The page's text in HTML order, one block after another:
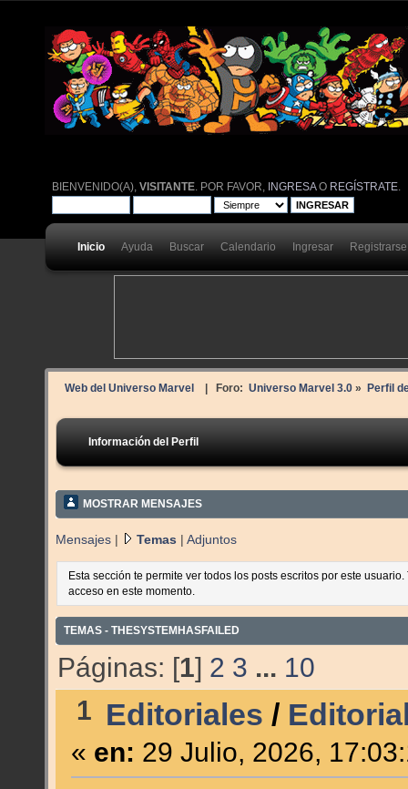
BIENVENIDO(A),VISITANTE . POR FAVOR, INGRESAO REGÍSTRATE
Inicio Ayuda Buscar Calendario Ingresar Registrarse
Web del Universo Marvel | Foro: Universo Marvel 3.0» Perfil
Información del Perfil
MOSTRAR MENSAJES
Mensajes | Temas | Adjuntos
Esta sección te permite ver todos los posts escritos por este
acceso en este momento.
TEMAS - THESYSTEMHASFAILED
Páginas: [1] 2 3 ... 10
1 Editoriales /
« en: 29 Julio, 2026,